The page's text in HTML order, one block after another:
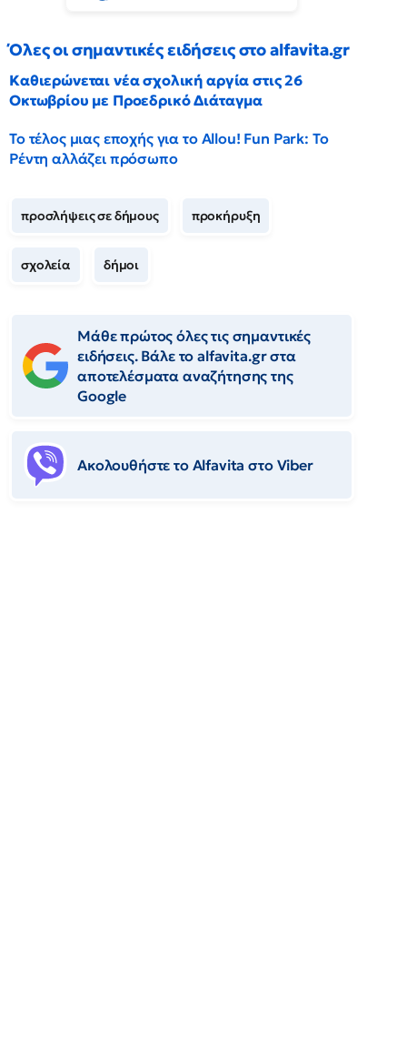
Όλες οι σημαντικές ειδήσεις στο alfavita.gr
Καθιερώνεται νέα σχολική αργία στις 26
Οκτωβρίου με Προεδρικό Διάταγμα
Το τέλος μιας εποχής για το Allou! Fun Park: Το
Ρέντη αλλάζει πρόσωπο
προσλήψεις σε δήμους προκήρυξη
σχολεία δήμοι
Μάθε πρώτος όλες τις σημαντικές
ειδήσεις. Βάλε το alfavita.gr στα
αποτελέσματα αναζήτησης της
Google
Ακολουθήστε το Αlfavita στο Viber